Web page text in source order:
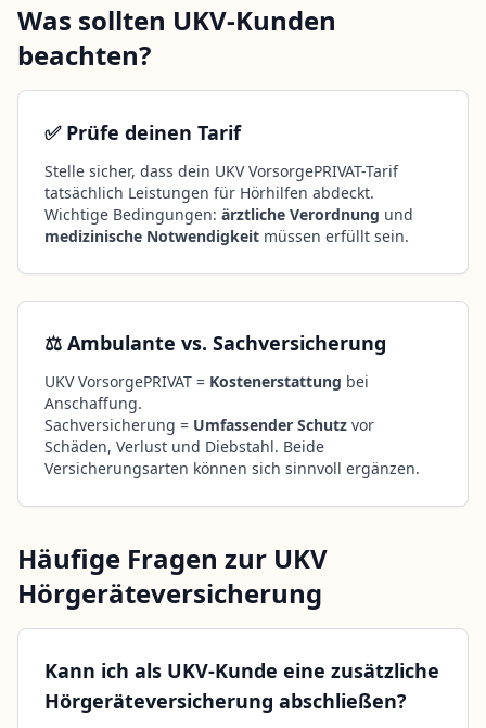
Was sollten UKV-Kunden
beachten?
✅ Prüfe deinen Tarif
Stelle sicher, dass dein UKV VorsorgePRIVAT-Tarif
tatsächlich Leistungen für Hörhilfen abdeckt.
Wichtige Bedingungen: ärztliche Verordnung und
medizinische Notwendigkeit müssen erfüllt sein.
⚖️ Ambulante vs. Sachversicherung
UKV VorsorgePRIVAT = Kostenerstattung bei
Anschaffung.
Sachversicherung = Umfassender Schutz vor
Schäden, Verlust und Diebstahl. Beide
Versicherungsarten können sich sinnvoll ergänzen.
Häufige Fragen zur UKV
Hörgeräteversicherung
Kann ich als UKV-Kunde eine zusätzliche
Hörgeräteversicherung abschließen?